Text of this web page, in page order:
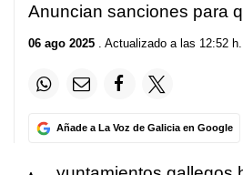
Anuncian sanciones para
06 ago 2025 . Actualizado a las 12:52 h.
Añade a La Voz de Galicia en Google